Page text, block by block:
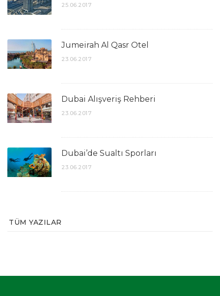
25.06.2017
Jumeirah Al Qasr Otel
23.06.2017
Dubai Alışveriş Rehberi
23.06.2017
Dubai’de Sualtı Sporları
23.06.2017
TÜM YAZILAR